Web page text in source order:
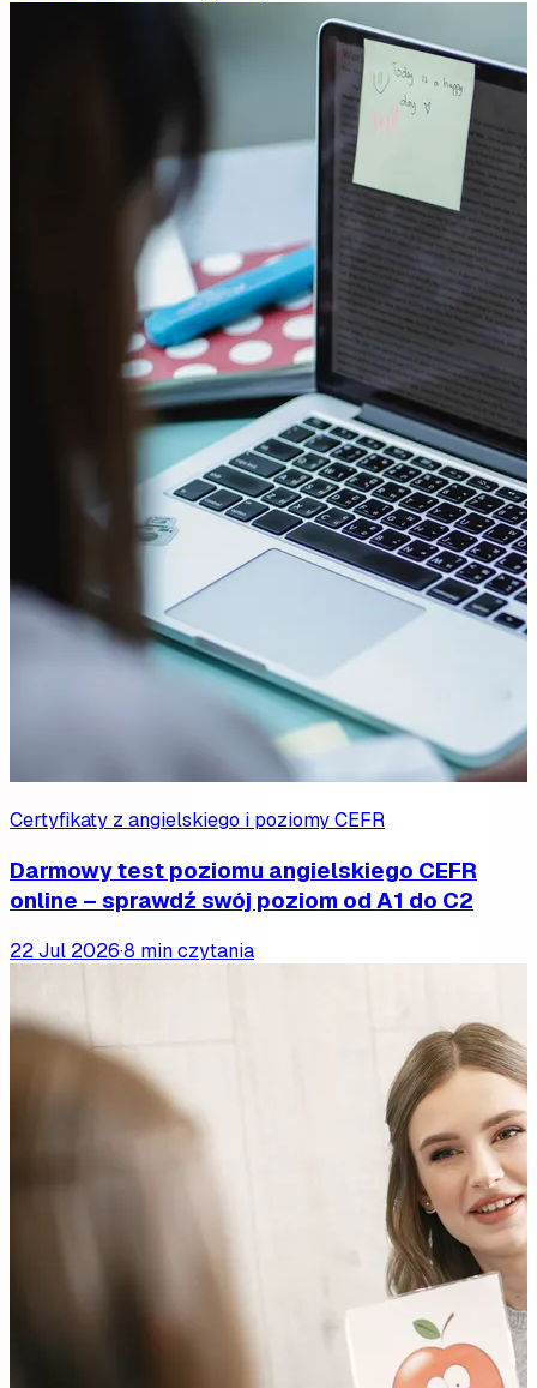
Certyfikaty z angielskiego i poziomy CEFR
Darmowy test poziomu angielskiego CEFR
online – sprawdź swój poziom od A1 do C2
22 Jul 2026·8 min czytania